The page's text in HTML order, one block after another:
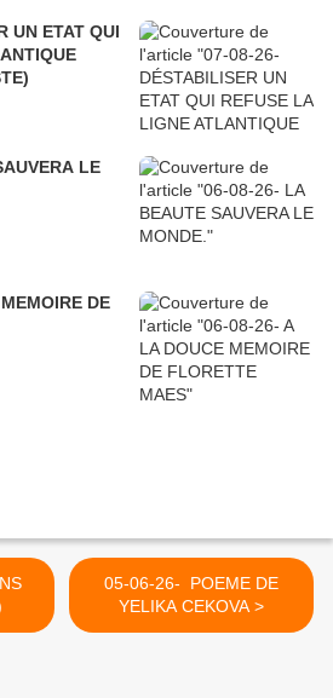
UN ETAT QUI
LE
DE
05-06-26- POEME DE
YELIKA CEKOVA >